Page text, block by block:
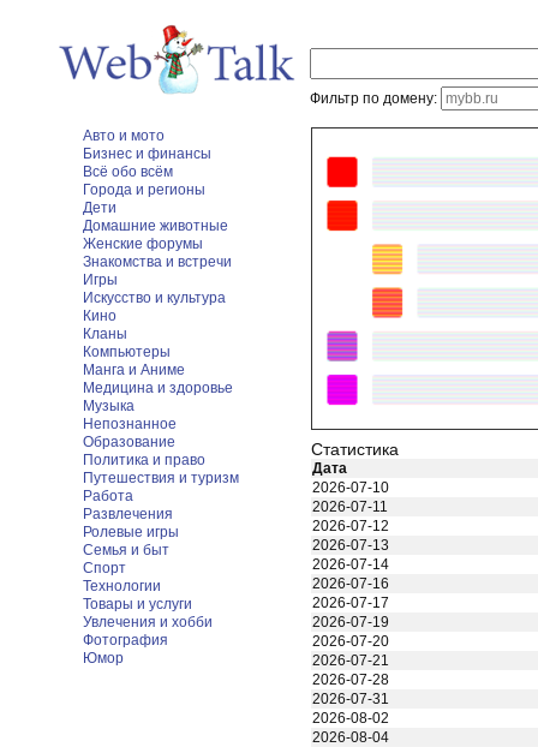
Фильтр по домену:
Авто и мото
Бизнес и финансы
Всё обо всём
Города и регионы
Дети
Домашние животные
Женские форумы
Знакомства и встречи
Игры
Искусство и культура
Кино
Кланы
Компьютеры
Манга и Аниме
Медицина и здоровье
Музыка
Непознанное
Образование
Политика и право
Путешествия и туризм
Работа
Развлечения
Ролевые игры
Семья и быт
Спорт
Технологии
Товары и услуги
Увлечения и хобби
Фотография
Юмор
Статистика
Дата
2026-07-10
2026-07-11
2026-07-12
2026-07-13
2026-07-14
2026-07-16
2026-07-17
2026-07-19
2026-07-20
2026-07-21
2026-07-28
2026-07-31
2026-08-02
2026-08-04